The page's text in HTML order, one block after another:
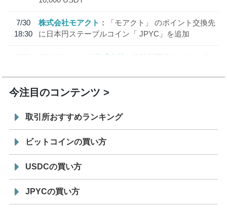
7/30
18:30
株式会社モアクト
「モアクト」 のポイント交換先
に日本円ステーブルコイン「 JPYC」を追加
7/29
SBI VCトレード株式会社
信託型円建てステーブル
今注目のコンテンツ
取引所おすすめランキング
ビットコインの買い方
USDCの買い方
JPYCの買い方